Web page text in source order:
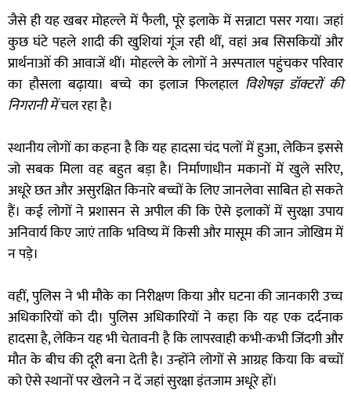
जैसे ही यह खबर मोहल्ले में फैली, पूरे इलाके में सन्नाटा पसर गया। जहां
कुछ घंटे पहले शादी की खुशियां गूंज रही थीं, वहां अब सिसकियों और
प्रार्थनाओं की आवाजें थीं। मोहल्ले के लोगों ने अस्पताल पहुंचकर परिवार
का हौसला बढ़ाया। बच्चे का इलाज फिलहाल विशेषज्ञ डॉक्टरों की
निगरानी मेंचल रहा है।
स्थानीय लोगों का कहना है कि यह हादसा चंद पलों में हुआ, लेकिन इससे
जो सबक मिला वह बहुत बड़ा है। निर्माणाधीन मकानों में खुले सरिए,
अधूरे छत और असुरक्षित किनारे बच्चों के लिए जानलेवा साबित हो सकते
हैं। कई लोगों ने प्रशासन से अपील की कि ऐसे इलाकों में सुरक्षा उपाय
अनिवार्य किए जाएं ताकि भविष्य में किसी और मासूम की जान जोखिम में
न पड़े।
वहीं, पुलिस ने भी मौके का निरीक्षण किया और घटना की जानकारी उच्च
अधिकारियों को दी। पुलिस अधिकारियों ने कहा कि यह एक दर्दनाक
हादसा है, लेकिन यह भी चेतावनी है कि लापरवाही कभी-कभी जिंदगी और
मौत के बीच की दूरी बना देती है। उन्होंने लोगों से आग्रह किया कि बच्चों
को ऐसे स्थानों पर खेलने न दें जहां सुरक्षा इंतजाम अधूरे हों।